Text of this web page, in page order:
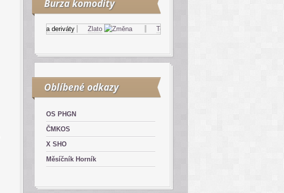
Burza komodity
Komodity a deriváty Zlato Topný olej
Oblíbené odkazy
OS PHGN
ČMKOS
X SHO
Měsíčník Horník